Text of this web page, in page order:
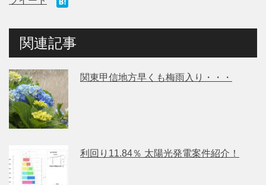
関連記事
関東甲信地方早くも梅雨入り・・・
利回り11.84％ 太陽光発電案件紹介！